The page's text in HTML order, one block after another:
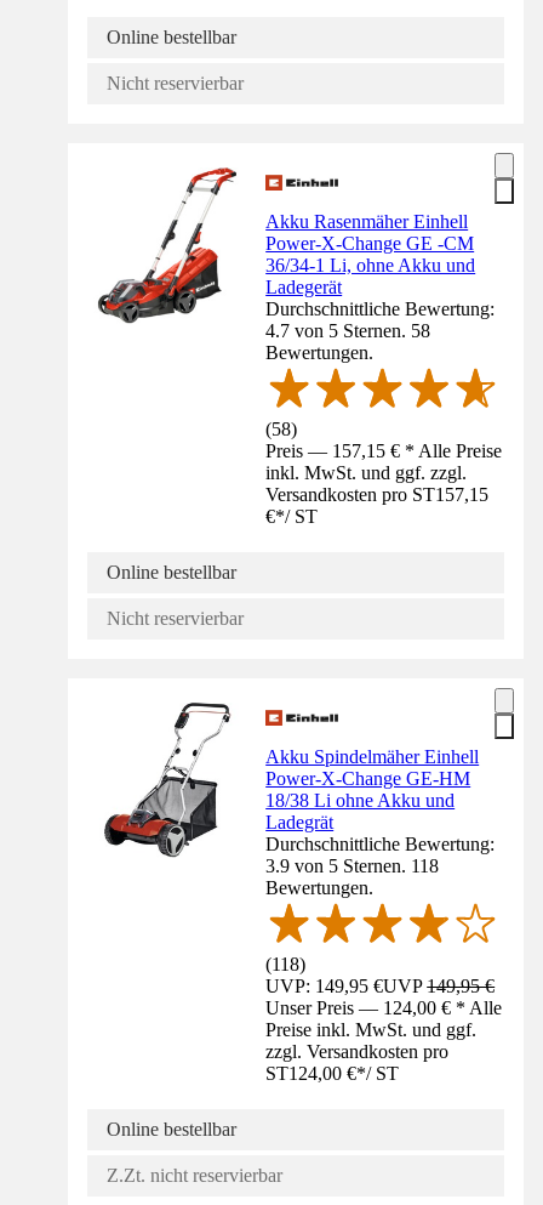
Online bestellbar
Nicht reservierbar
Akku Rasenmäher Einhell
Power-X-Change GE -CM
36/34-1 Li, ohne Akku und
Ladegerät
Durchschnittliche Bewertung:
4.7 von 5 Sternen. 58
Bewertungen.
(58)
Preis — 157,15 € * Alle Preise
inkl. MwSt. und ggf. zzgl.
Versandkosten pro ST157,15
€*/ ST
Online bestellbar
Nicht reservierbar
Akku Spindelmäher Einhell
Power-X-Change GE-HM
18/38 Li ohne Akku und
Ladegrät
Durchschnittliche Bewertung:
3.9 von 5 Sternen. 118
Bewertungen.
(118)
UVP: 149,95 €UVP149,95 €
Unser Preis — 124,00 € * Alle
Preise inkl. MwSt. und ggf.
zzgl. Versandkosten pro
ST124,00 €*/ ST
Online bestellbar
Z.Zt. nicht reservierbar